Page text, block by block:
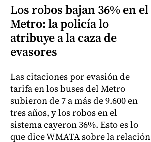
Los robos bajan 36% en el
Metro: la policía lo
atribuye a la caza de
evasores
Las citaciones por evasión de
tarifa en los buses del Metro
subieron de 7 a más de 9.600 en
tres años, y los robos en el
sistema cayeron 36%. Esto es lo
que dice WMATA sobre la relación